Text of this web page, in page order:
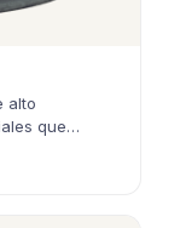
alto
que